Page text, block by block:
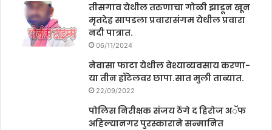
तीसगाव येथील तरुणाचा गोळी झाडून खून
मृतदेह सापडला प्रवारासंगम येथील प्रवारा
नदी पात्रात.
06/11/2024
नेवासा फाटा येथील वेश्याव्यवसाय करणा-
या तीन हॉटेलवर छापा.सात मुली ताब्यात.
22/09/2022
पोलिस निरीक्षक संजय ठेंगे द हिरोज अॅफ
अहिल्यानगर पुरस्काराने सन्मानित